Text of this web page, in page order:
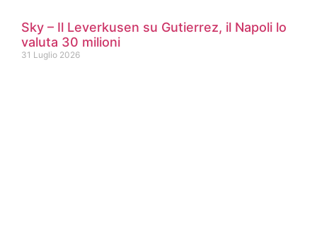
Sky – Il Leverkusen su Gutierrez, il Napoli lo
valuta 30 milioni
31 Luglio 2026